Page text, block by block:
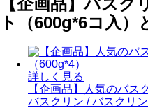
ト（600g*6コ入）
詳しく見る
【企画品】人気のバス
バスクリン / バスクリ